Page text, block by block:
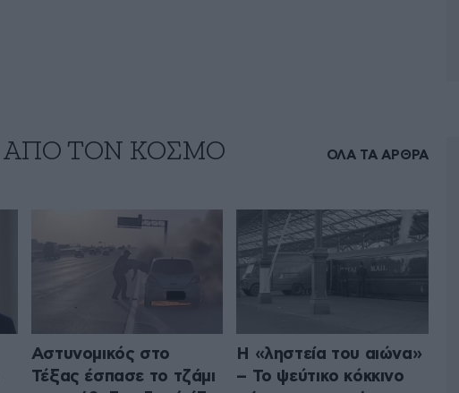
ΑΠΟ ΤΟΝ ΚΟΣΜΟ ΟΛΑ ΤΑ ΑΡΘΡΑ
Αστυνομικός στο
Τέξας έσπασε το τζάμι
Η «ληστεία του αιώνα»
– Το ψεύτικο κόκκινο